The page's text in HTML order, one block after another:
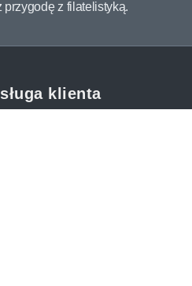
z filatelistyką.
klienta